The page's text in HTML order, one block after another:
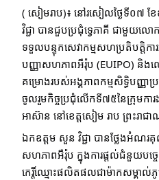
( សៀមរាប)៖ នៅរសៀលថ្ងៃទី០៧
វិជ្ជា បានជួបប្រជុំទ្វេភាគី ជាមួយល
ទទួលបន្ទុកសេវាកម្មសហប្រតិបត្តិការ
បញ្ញាសហភាពអឺរ៉ុប (EUIPO) និង
គម្រោងរបស់អង្គភាពកម្មសិទ្ធិបញ្ញា
ចូលរួមកិច្ចប្រជុំលើកទី៧៥នៃក្រុមការ
អាស៊ាន នៅខេត្តសៀម រាប ព្រះរាជា
ឯកឧត្តម សួន វិជ្ជា បានថ្លែងអំណរ
សហភាពអឺរ៉ុប ក្នុងការផ្តល់ជំនួយបច្ច
កេរ្តិ៍ឈ្មោះផលិតផលជាម៉ាកសម្គា